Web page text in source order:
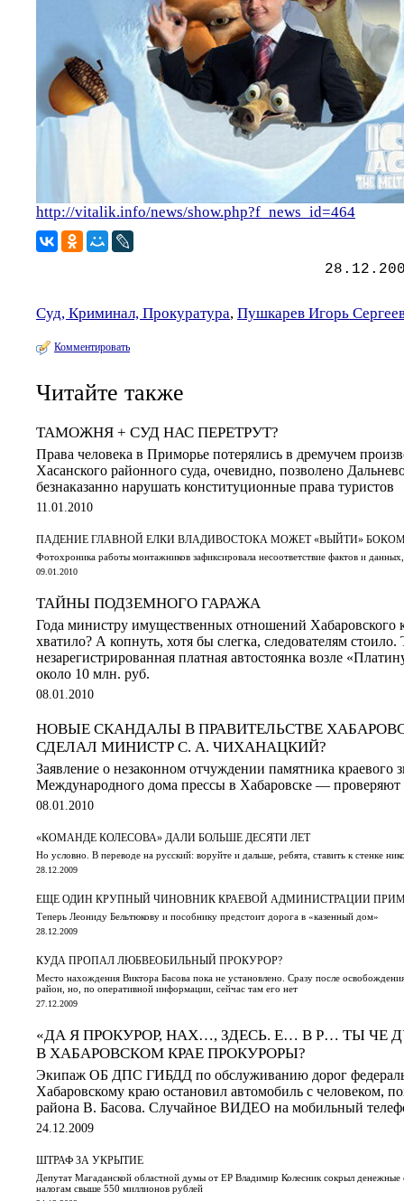
http://vitalik.info/news/show.php?f_news_id=464
Суд, Криминал, Прокуратура, Пушкарев Игорь
Комментировать
Читайте также
ТАМОЖНЯ + СУД НАС ПЕРЕТРУТ?
Права человека в Приморье потерялись в дремучем
Хасанского районного суда, очевидно, позволено
безнаказанно нарушать конституционные права туристов
11.01.2010
ПАДЕНИЕ ГЛАВНОЙ ЕЛКИ ВЛАДИВОСТОКА МОЖЕТ «ВЫЙТИ»
Фотохроника работы монтажников зафиксировала несоответствие фактов и
09.01.2010
ТАЙНЫ ПОДЗЕМНОГО ГАРАЖА
Года министру имущественных отношений Хабаровского
хватило? А копнуть, хотя бы слегка, следователям стоило.
незарегистрированная платная автостоянка возле
около 10 млн. руб.
08.01.2010
НОВЫЕ СКАНДАЛЫ В ПРАВИТЕЛЬСТВЕ
СДЕЛАЛ МИНИСТР С. А. ЧИХАНАЦКИЙ?
Заявление о незаконном отчуждении памятника краевого
Международного дома прессы в Хабаровске — проверяют
08.01.2010
«КОМАНДЕ КОЛЕСОВА» ДАЛИ БОЛЬШЕ ДЕСЯТИ ЛЕТ
Но условно. В переводе на русский: воруйте и дальше, ребята, ставить к стенке
28.12.2009
ЕЩЕ ОДИН КРУПНЫЙ ЧИНОВНИК КРАЕВОЙ АДМИНИСТРАЦИИ
Теперь Леониду Бельтюкову и пособнику предстоит дорога в «казенный дом»
28.12.2009
КУДА ПРОПАЛ ЛЮБВЕОБИЛЬНЫЙ ПРОКУРОР?
Место нахождения Виктора Басова пока не установлено. Сразу после
район, но, по оперативной информации, сейчас там его нет
27.12.2009
«ДА Я ПРОКУРОР, НАХ…, ЗДЕСЬ. Е… В Р… ТЫ ЧЕ
В ХАБАРОВСКОМ КРАЕ ПРОКУРОРЫ?
Экипаж ОБ ДПС ГИБДД по обслуживанию дорог
Хабаровскому краю остановил автомобиль с человеком,
района В. Басова. Случайное ВИДЕО на мобильный
24.12.2009
ШТРАФ ЗА УКРЫТИЕ
Депутат Магаданской областной думы от ЕР Владимир Колесник сокрыл денежные
налогам свыше 550 миллионов рублей